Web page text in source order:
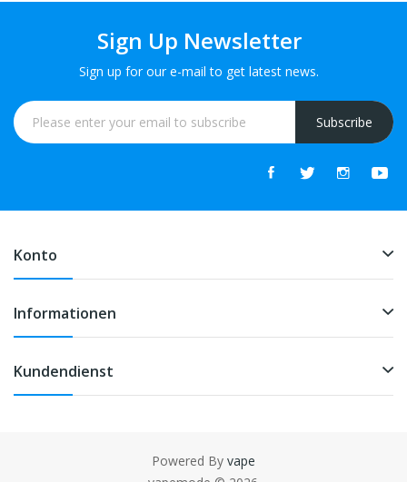
Sign Up Newsletter
Sign up for our e-mail to get latest news.
Subscribe
Konto
Informationen
Kundendienst
Powered By vape